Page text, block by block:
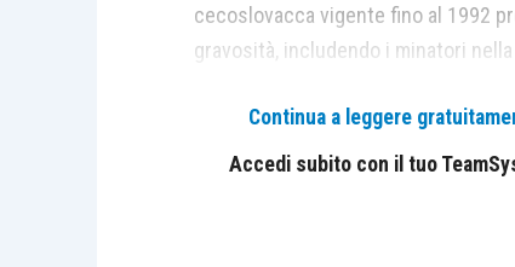
cecoslovacca vigente fino al 1992
gravosità, includendo i minatori
almeno 15 nel sottosuolo. Una
31 dicembre dello stesso anno,
Dopo lo scioglimento della
Continua a leggere
Accedi subito con il tuo